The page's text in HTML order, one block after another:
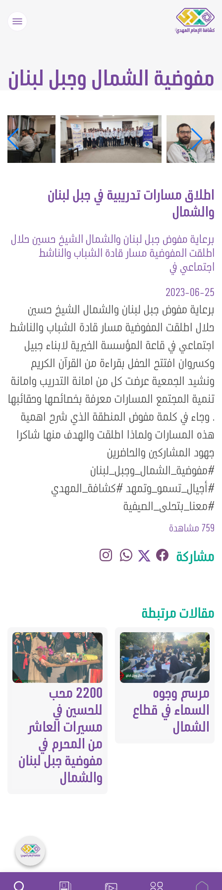
مفوضية الشمال وجبل لبنان
اطلاق مسارات تدريبية في جبل لبنان
والشمال
برعاية مفوض جبل لبنان والشمال الشيخ حسين حلال
اطلقت المفوضية مسار قادة الشباب والناشط
اجتماعي في
2023-06-25
برعاية مفوض جبل لبنان والشمال الشيخ حسين
حلال اطلقت المفوضية مسار قادة الشباب والناشط
اجتماعي في قاعة المؤسسة الخيرية لابناء جبيل
وكسروان افتتح الحفل بقراءة من القرآن الكريم
ونشيد الجمعية عرضت كل من امانة التدريب وامانة
تنمية المجتمع المسارات معرفة بخصائصها وحقائبها
. وجاء في كلمة مفوض المنطقة الذي شرح اهمية
هذه المسارات ولماذا اطلقت والهدف منها شاكرا
جهود المشاركين والحاضرين
#مفوضية_الشمال_وجبل_لبنان
#أجيال_تسمو_وتمهد #كشافة_المهدي
#معنا_بتحلى_الصيفية
759 مشاهدة
مشاركة
مقالات مرتبطة
2200 محب
للحسين في
مسيرات العاشر
من المحرم في
مفوضية جبل لبنان
والشمال
مرسم وجوه
السماء في قطاع
الشمال